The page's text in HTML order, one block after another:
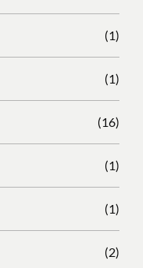
(1)
(1)
(16)
(1)
(1)
(2)